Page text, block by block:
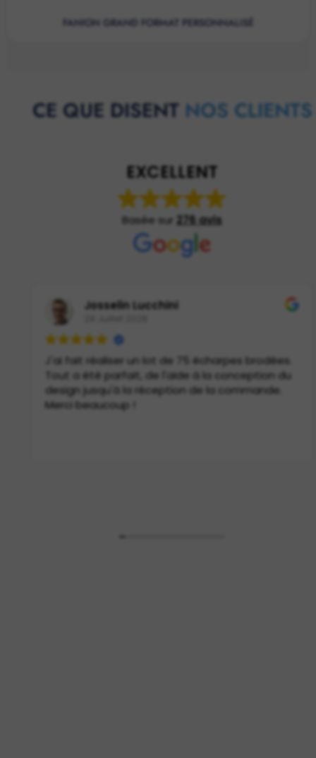
FANION GRAND FORMAT PERSONNALISÉ
CE QUE DISENT NOS CLIENTS
EXCELLENT
Basée sur 276 avis
Josselin Lucchini
J'ai fait réaliser un lot de 75 écharpes brodées.
Tout a été parfait, de l'aide à la conception du
design jusqu'à la réception de la commande.
Merci beaucoup !